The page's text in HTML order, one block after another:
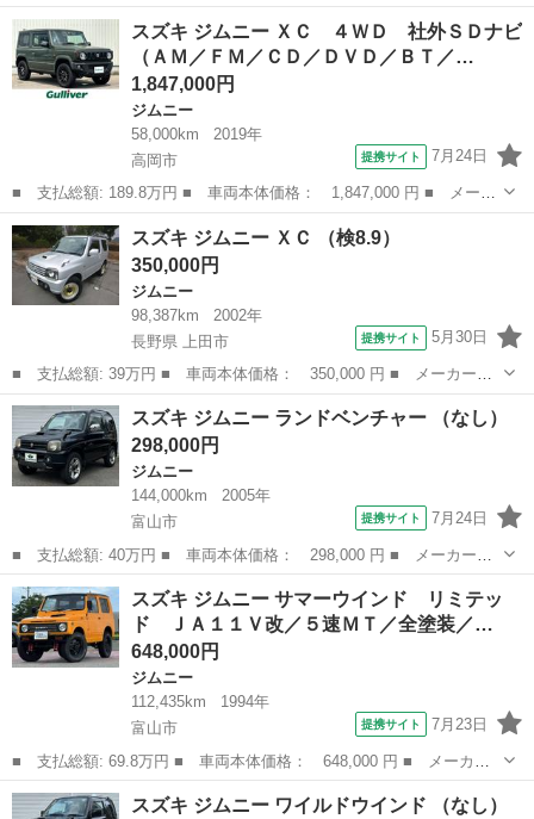
名： スズキ ■ 車種名： ジムニー ■ グレード名： ＸＣ ５Ｍ
Ｔ リフトアップ 背面タイヤ 車検Ｒ１０年１月 ナルディステ
アリング キーレ...
富山 射水市 ジムニー
スズキ ジムニー ＸＣ ４ＷＤ 社外ＳＤナビ
（ＡＭ／ＦＭ／ＣＤ／ＤＶＤ／ＢＴ／…
1,847,000円
ジムニー
58,000km
2019年
高岡市
提携サイト 7月24日
■ 支払総額: 189.8万円 ■ 車両本体価格： 1,847,000 円 ■ メーカ
ー名： スズキ ■ 車種名： ジムニー ■ グレード名： ＸＣ ４
ＷＤ 社外ＳＤナビ（ＡＭ／ＦＭ／ＣＤ／ＤＶＤ／ＢＴ／ＵＳＢ）
フルセグ...
富山 高岡市 ジムニー
スズキ ジムニー ＸＣ （検8.9）
350,000円
ジムニー
98,387km
2002年
長野県 上田市
提携サイト 5月30日
■ 支払総額: 39万円 ■ 車両本体価格： 350,000 円 ■ メーカー
名： スズキ ■ 車種名： ジムニー ■ グレード名： ＸＣ ■ 排
気量： 660cc ■ ドア枚数： 3D ■ ミッション： AT4速 ■ 店...
長野 上田市 ジムニー
スズキ ジムニー ランドベンチャー （なし）
298,000円
ジムニー
144,000km
2005年
富山市
提携サイト 7月24日
■ 支払総額: 40万円 ■ 車両本体価格： 298,000 円 ■ メーカー
名： スズキ ■ 車種名： ジムニー ■ グレード名： ランドベン
チャー ■ 排気量： 660cc ■ ドア枚数： 3D ■ ミッション：
AT...
富山 富山市 ジムニー
スズキ ジムニー サマーウインド リミテッ
ド ＪＡ１１Ｖ改／５速ＭＴ／全塗装／…
648,000円
ジムニー
112,435km
1994年
富山市
提携サイト 7月23日
■ 支払総額: 69.8万円 ■ 車両本体価格： 648,000 円 ■ メーカー
名： スズキ ■ 車種名： ジムニー ■ グレード名： サマーウイ
ンド リミテッド ＪＡ１１Ｖ改／５速ＭＴ／全塗装／パートタイム
富山 富山市 ジムニー
スズキ ジムニー ワイルドウインド （なし）